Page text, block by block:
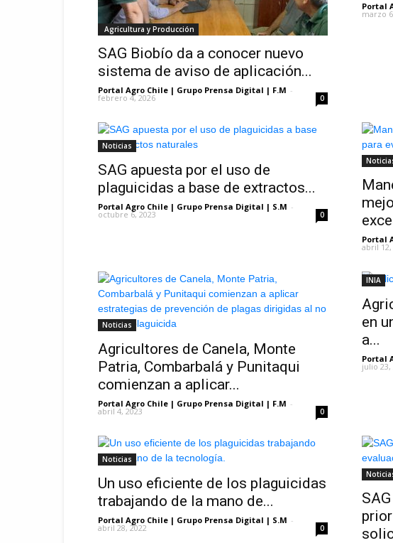
Agricultura y Producción
SAG Biobío da a conocer nuevo
sistema de aviso de aplicación...
Portal Agro Chile | Grupo Prensa Digital | F.M -
febrero 4, 2026 0
Portal
marzo
Noticias
SAG apuesta por el uso de
plaguicidas a base de extractos...
Portal Agro Chile | Grupo Prensa Digital | S.M -
octubre 6, 2023 0
Portal
abril 12,
Noticias
Agricultores de Canela, Monte
Patria, Combarbalá y Punitaqui
comienzan a aplicar...
Portal Agro Chile | Grupo Prensa Digital | F.M -
abril 4, 2023 0
INIA
en
a...
Portal
julio 23,
Noticias
Un uso eficiente de los plaguicidas
trabajando de la mano de...
Portal Agro Chile | Grupo Prensa Digital | S.M -
abril 28, 2022 0